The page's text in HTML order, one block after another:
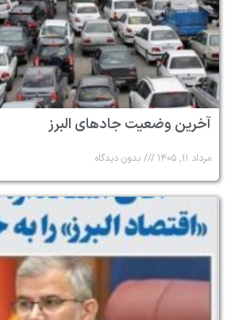
آخرین وضعیت جادهای البرز
مرداد ۱۱, ۱۴۰۵ بدون دیدگاه